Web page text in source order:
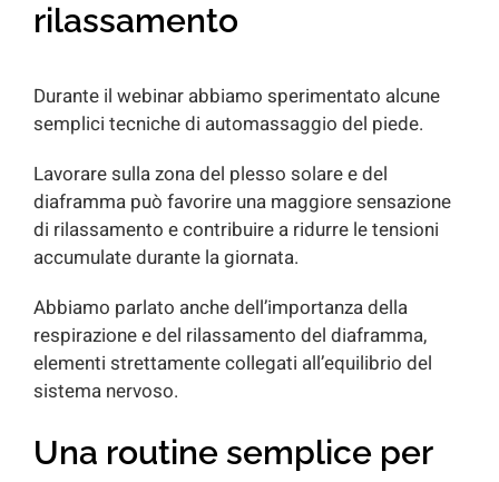
rilassamento
Durante il webinar abbiamo sperimentato alcune
semplici tecniche di automassaggio del piede.
Lavorare sulla zona del plesso solare e del
diaframma può favorire una maggiore sensazione
di rilassamento e contribuire a ridurre le tensioni
accumulate durante la giornata.
Abbiamo parlato anche dell’importanza della
respirazione e del rilassamento del diaframma,
elementi strettamente collegati all’equilibrio del
sistema nervoso.
Una routine semplice per